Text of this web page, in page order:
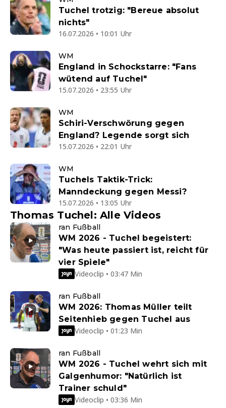
Tuchel trotzig: "Bereue absolut
nichts"
16.07.2026 • 10:01 Uhr
WM
England in Schockstarre: "Fans
wütend auf Tuchel"
15.07.2026 • 23:55 Uhr
WM
Schiri-Verschwörung gegen
England? Legende sorgt sich
15.07.2026 • 22:01 Uhr
WM
Tuchels Taktik-Trick:
Manndeckung gegen Messi?
15.07.2026 • 13:05 Uhr
Thomas Tuchel: Alle Videos
ran Fußball
WM 2026 - Tuchel begeistert:
"Was heute passiert ist, reicht für
vier Spiele"
Videoclip • 03:47 Min
ran Fußball
WM 2026: Thomas Müller teilt
Seitenhieb gegen Tuchel aus
Videoclip • 01:23 Min
ran Fußball
WM 2026 - Tuchel wehrt sich mit
Galgenhumor: "Natürlich ist
Trainer schuld"
Videoclip • 03:36 Min